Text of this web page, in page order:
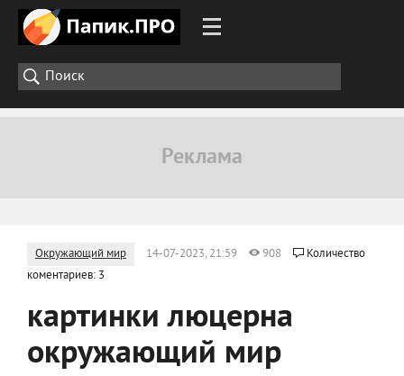
Окружающий мир 14-07-2023, 21:59 908
Количество
коментариев: 3
картинки люцерна
окружающий мир